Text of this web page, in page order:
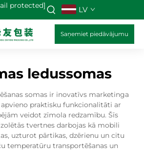
protected] LV
Saņemiet piedāvājumu
ledussomas
somas ir inovatīvs marketinga
praktisku funkcionalitāti ar
veidot zīmola redzamību. Šīs
tvertnes darbojas kā mobili
uzturot pārtikas, dzērienu un citu
temperatūru transportēšanas un